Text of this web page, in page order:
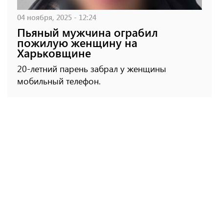
04 ноября, 2025 - 12:24
Пьяный мужчина ограбил
пожилую женщину на
Харьковщине
20-летний парень забрал у женщины
мобильный телефон.